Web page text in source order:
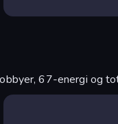
67-energi og